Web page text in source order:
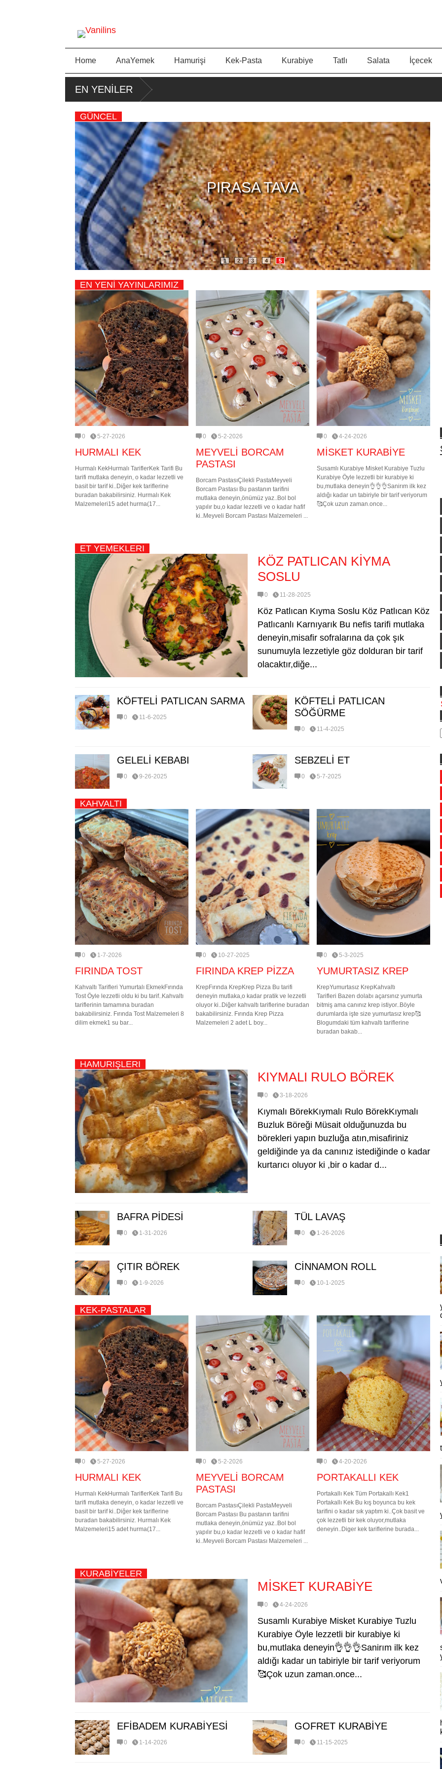
Home AnaYemek Hamurişi Kek-Pasta Kurabiye Tatlı Salata İçecek
EN YENİLER
GÜNCEL
PIRASA TAVA
1 2 3 4 5
EN YENİ YAYINLARIMIZ
0 5-27-2026
HURMALI KEK
Hurmalı KekHurmalı TariflerKek Tarifi Bu
tarifi mutlaka deneyin, o kadar lezzetli ve
basit bir tarif ki..Diğer kek tariflerine
buradan bakabilirsiniz. Hurmalı Kek
Malzemeleri15 adet hurma(17...
0 5-2-2026
MEYVELİ BORCAM
PASTASI
Borcam PastasıÇilekli PastaMeyveli
Borcam Pastası Bu pastanın tarifini
mutlaka deneyin,önümüz yaz..Bol bol
yapılır bu,o kadar lezzetli ve o kadar hafif
ki..Meyveli Borcam Pastası Malzemeleri ...
0 4-24-2026
MİSKET KURABİYE
Susamlı Kurabiye Misket Kurabiye Tuzlu
Kurabiye Öyle lezzetli bir kurabiye ki
bu,mutlaka deneyin👌👌👌Sanirım ilk kez
aldığı kadar un tabiriyle bir tarif veriyorum
🥰Çok uzun zaman.once...
ET YEMEKLERI
KÖZ PATLICAN KİYMA
SOSLU
0 11-28-2025
Köz Patlıcan Kıyma Soslu Köz Patlıcan Köz
Patlıcanlı Karnıyarık Bu nefis tarifi mutlaka
deneyin,misafir sofralarına da çok şık
sunumuyla lezzetiyle göz dolduran bir tarif
olacaktır,diğe...
KÖFTELİ PATLICAN SARMA
0 11-6-2025
KÖFTELİ PATLICAN
SÖĞÜRME
0 11-4-2025
GELELİ KEBABI
0 9-26-2025
SEBZELİ ET
0 5-7-2025
KAHVALTI
0 1-7-2026
FIRINDA TOST
Kahvaltı Tarifleri Yumurtalı EkmekFırında
Tost Öyle lezzetli oldu ki bu tarif..Kahvaltı
tariflerinin tamamına buradan
bakabilirsiniz. Fırında Tost Malzemeleri 8
dilim ekmek1 su bar...
0 10-27-2025
FIRINDA KREP PİZZA
KrepFırında KrepKrep Pizza Bu tarifi
deneyin mutlaka,o kadar pratik ve lezzetli
oluyor ki..Diğer kahvaltı tariflerine buradan
bakabilirsiniz. Fırında Krep Pizza
Malzemeleri 2 adet L boy...
0 5-3-2025
YUMURTASIZ KREP
KrepYumurtasız KrepKahvaltı
Tarifleri Bazen dolabı açarsınız yumurta
bitmiş ama canınız krep istiyor..Böyle
durumlarda işte size yumurtasız krep🥰
Blogumdaki tüm kahvaltı tariflerine
buradan bakab...
HAMURIŞLERI
KIYMALI RULO BÖREK
0 3-18-2026
Kıymalı BörekKıymalı Rulo BörekKıymalı
Buzluk Böreği Müsait olduğunuzda bu
börekleri yapın buzluğa atın,misafiriniz
geldiğinde ya da canınız istediğinde o kadar
kurtarıcı oluyor ki ,bir o kadar d...
BAFRA PİDESİ
0 1-31-2026
TÜL LAVAŞ
0 1-26-2026
ÇITIR BÖREK
0 1-9-2026
CİNNAMON ROLL
0 10-1-2025
KEK-PASTALAR
0 5-27-2026
HURMALI KEK
Hurmalı KekHurmalı TariflerKek Tarifi Bu
tarifi mutlaka deneyin, o kadar lezzetli ve
basit bir tarif ki..Diğer kek tariflerine
buradan bakabilirsiniz. Hurmalı Kek
Malzemeleri15 adet hurma(17...
0 5-2-2026
MEYVELİ BORCAM
PASTASI
Borcam PastasıÇilekli PastaMeyveli
Borcam Pastası Bu pastanın tarifini
mutlaka deneyin,önümüz yaz..Bol bol
yapılır bu,o kadar lezzetli ve o kadar hafif
ki..Meyveli Borcam Pastası Malzemeleri ...
0 4-20-2026
PORTAKALLI KEK
Portakallı Kek Tüm Portakallı Kek1
Portakallı Kek Bu kış boyunca bu kek
tarifini o kadar sık yaptım ki..Çok basit ve
çok lezzetli bir kek oluyor,mutlaka
deneyin..Diger kek tariflerine burada...
KURABİYELER
MİSKET KURABİYE
0 4-24-2026
Susamlı Kurabiye Misket Kurabiye Tuzlu
Kurabiye Öyle lezzetli bir kurabiye ki
bu,mutlaka deneyin👌👌👌Sanirım ilk kez
aldığı kadar un tabiriyle bir tarif veriyorum
🥰Çok uzun zaman.once...
EFİBADEM KURABİYESİ
0 1-14-2026
GOFRET KURABİYE
0 11-15-2025